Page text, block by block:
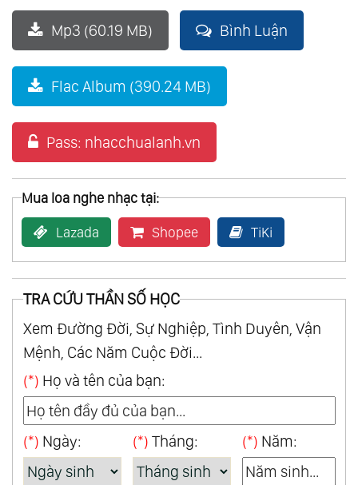
Mp3 (60.19 MB) Bình Luận
Flac Album (390.24 MB)
Pass: nhacchualanh.vn
Mua loa nghe nhạc tại:
Lazada Shopee TiKi
TRA CỨU THẦN SỐ HỌC
Xem Đường Đời, Sự Nghiệp, Tình Duyên, Vận
Mệnh, Các Năm Cuộc Đời...
(*) Họ và tên của bạn:
(*) Ngày: (*) Tháng: (*) Năm: